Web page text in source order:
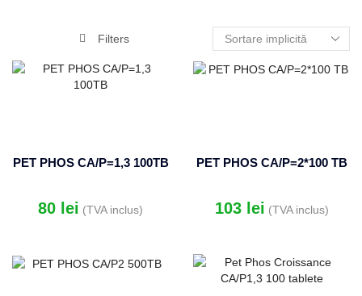
Filters
PET PHOS CA/P=1,3 100TB
80 lei (TVA inclus)
PET PHOS CA/P=2*100 TB
103 lei (TVA inclus)